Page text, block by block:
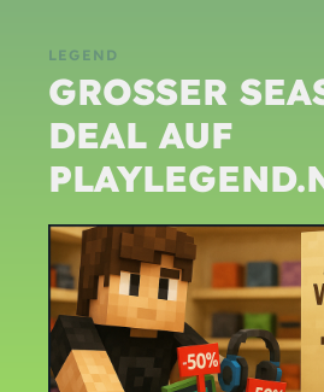
LEGEND
GROSSER
EAL AUF P